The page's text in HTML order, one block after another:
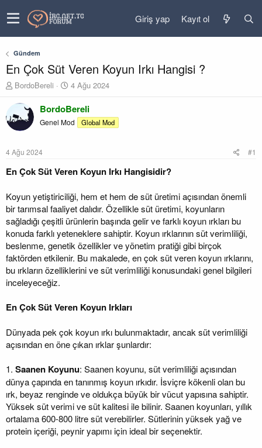
Giriş yap Kayıt ol
Gündem
En Çok Süt Veren Koyun Irkı Hangisi ?
K
n
u
b
a
ş
t
a
n
BordoBereli
B
ş
l
a
ç
r
i
h
i
4 Ağu 2024
BordoBereli
Genel Mod Global Mod
4 Ağu 2024 #1
En Çok Süt Veren Koyun Irkı Hangisidir?
Koyun yetiştiriciliği, hem et hem de süt üretimi açısından önemli
bir tarımsal faaliyet dalıdır. Özellikle süt üretimi, koyunların
sağladığı çeşitli ürünlerin başında gelir ve farklı koyun ırkları bu
konuda farklı yeteneklere sahiptir. Koyun ırklarının süt verimliliği,
beslenme, genetik özellikler ve yönetim pratiği gibi birçok
faktörden etkilenir. Bu makalede, en çok süt veren koyun ırklarını,
bu ırkların özelliklerini ve süt verimliliği konusundaki genel bilgileri
inceleyeceğiz.
En Çok Süt Veren Koyun Irkları
Dünyada pek çok koyun ırkı bulunmaktadır, ancak süt verimliliği
açısından en öne çıkan ırklar şunlardır:
1. Saanen Koyunu: Saanen koyunu, süt verimliliği açısından
dünya çapında en tanınmış koyun ırkıdır. İsviçre kökenli olan bu
ırk, beyaz renginde ve oldukça büyük bir vücut yapısına sahiptir.
Yüksek süt verimi ve süt kalitesi ile bilinir. Saanen koyunları, yıllık
ortalama 600-800 litre süt verebilirler. Sütlerinin yüksek yağ ve
protein içeriği, peynir yapımı için ideal bir seçenektir.